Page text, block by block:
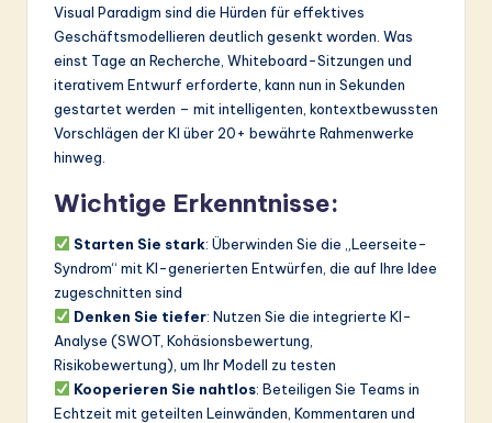
Visual Paradigm sind die Hürden für effektives
Geschäftsmodellieren deutlich gesenkt worden. Was
einst Tage an Recherche, Whiteboard-Sitzungen und
iterativem Entwurf erforderte, kann nun in Sekunden
gestartet werden – mit intelligenten, kontextbewussten
Vorschlägen der KI über 20+ bewährte Rahmenwerke
hinweg.
Wichtige Erkenntnisse:
Starten Sie stark: Überwinden Sie die „Leerseite-
Syndrom“ mit KI-generierten Entwürfen, die auf Ihre Idee
zugeschnitten sind
Denken Sie tiefer: Nutzen Sie die integrierte KI-
Analyse (SWOT, Kohäsionsbewertung,
Risikobewertung), um Ihr Modell zu testen
Kooperieren Sie nahtlos: Beteiligen Sie Teams in
Echtzeit mit geteilten Leinwänden, Kommentaren und